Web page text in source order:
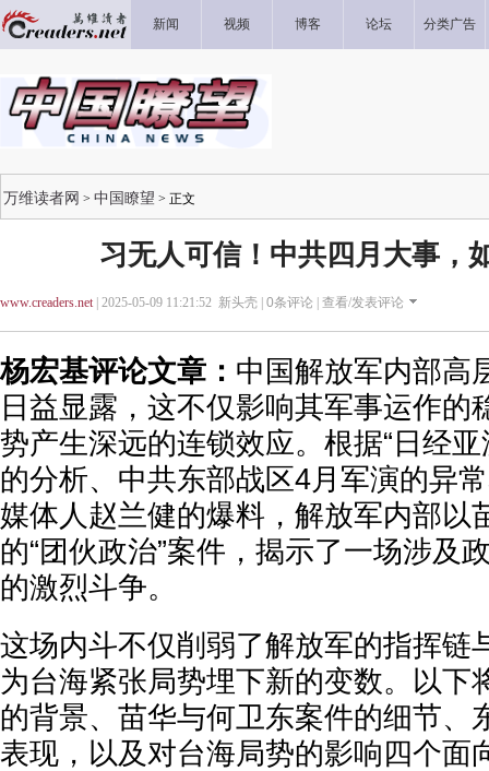
新闻 视频 博客 论坛 分类广告
万维读者网 > 中国瞭望 > 正文
习无人可信！中共四月大事，
www.creaders.net| 2025-05-09 11:21:52 新头壳 | 0条评论 | 查看/发表评论
杨宏基评论文章： 中国解放军内部高
日益显露，这不仅影响其军事运作的
势产生深远的连锁效应。根据“日经
的分析、中共东部战区4月军演的异
媒体人赵兰健的爆料，解放军内部以
的“团伙政治”案件，揭示了一场涉及
的激烈斗争。
这场内斗不仅削弱了解放军的指挥链
为台海紧张局势埋下新的变数。以下
的背景、苗华与何卫东案件的细节、
表现，以及对台海局势的影响四个面